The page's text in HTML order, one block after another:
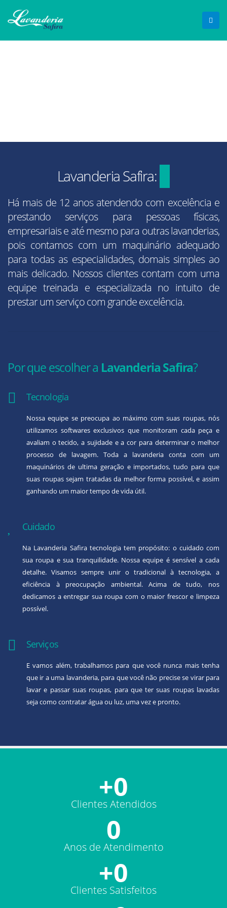
Lavanderia Safira:
Há mais de 12 anos atendendo com excelência e
prestando serviços para pessoas físicas,
empresariais e até mesmo para outras lavanderias,
pois contamos com um maquinário adequado
para todas as especialidades, domais simples ao
mais delicado. Nossos clientes contam com uma
equipe treinada e especializada no intuito de
prestar um serviço com grande excelência.
Por que escolher a Lavanderia Safira?
Tecnologia
Nossa equipe se preocupa ao máximo com suas roupas, nós
utilizamos softwares exclusivos que monitoram cada peça e
avaliam o tecido, a sujidade e a cor para determinar o melhor
processo de lavagem. Toda a lavanderia conta com um
maquinários de ultima geração e importados, tudo para que
suas roupas sejam tratadas da melhor forma possível, e assim
ganhando um maior tempo de vida útil.
Cuidado
Na Lavanderia Safira tecnologia tem propósito: o cuidado com
sua roupa e sua tranquilidade. Nossa equipe é sensível a cada
detalhe. Visamos sempre unir o tradicional à tecnologia, a
eficiência à preocupação ambiental. Acima de tudo, nos
dedicamos a entregar sua roupa com o maior frescor e limpeza
possível.
Serviços
E vamos além, trabalhamos para que você nunca mais tenha
que ir a uma lavanderia, para que você não precise se virar para
lavar e passar suas roupas, para que ter suas roupas lavadas
seja como contratar água ou luz, uma vez e pronto.
+0
Clientes Atendidos
0
Anos de Atendimento
+0
Clientes Satisfeitos